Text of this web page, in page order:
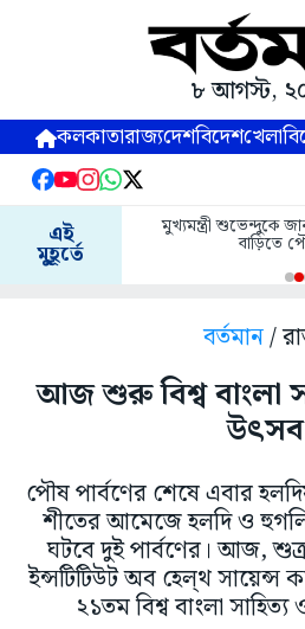
৮ আগস্ট,
কলকাতারাজ্যদেশবিদেশখেলা
এই
মুহূর্তে
মুখ্যমন্ত্রী শুভেন্দুকে
বাড়িতে
বর্তমান/
আজ শুরু বিশ্ব বাংলা
উৎসব
পৌষ পার্বণের শেষে এবার
শীতের আমেজে হলদি ও
ঘটবে দুই পার্বণের। আজ,
ইন্সটিটিউট অব হেল্থ সায়েন্স
২১তম বিশ্ব বাংলা